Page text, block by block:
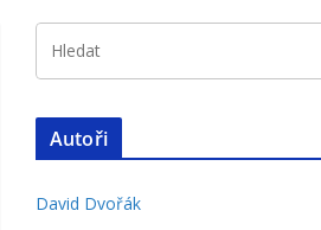
Autoři
David Dvořák